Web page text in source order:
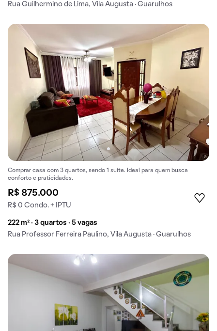
Rua Guilhermino de Lima, Vila Augusta · Guarulhos
Comprar casa com 3 quartos, sendo 1 suíte. Ideal para quem busca
conforto e praticidades.
R$ 875.000
R$ 0 Condo. + IPTU
222 m² · 3 quartos · 5 vagas
Rua Professor Ferreira Paulino, Vila Augusta · Guarulhos